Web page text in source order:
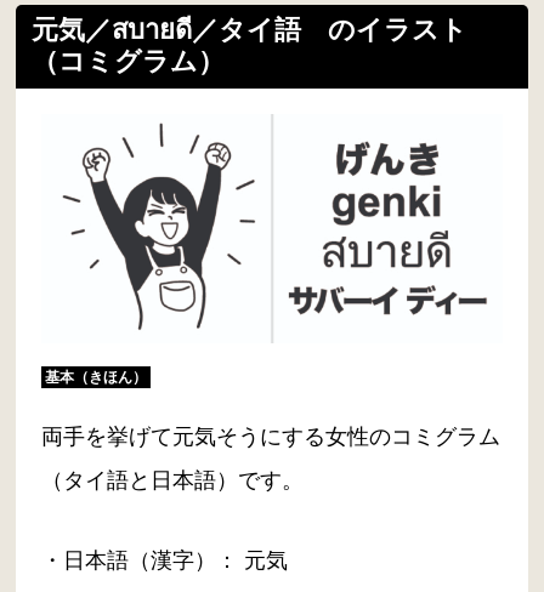
元気／สบายดี／タイ語 のイラスト
（コミグラム）
基本（きほん）
両手を挙げて元気そうにする女性のコミグラム
（タイ語と日本語）です。
・日本語（漢字）： 元気